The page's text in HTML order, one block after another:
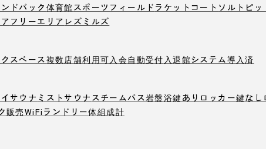
ドバック 体育館スポーツフィールド ラケットコート ソルトピッ
フリーエリア レズミルズ
スペース複数店舗利用可入会自動受付 入退館システム導入済
イサウナ ミストサウナ スチームバス岩盤浴鍵ありロッカー鍵なし
販売WiFi ランドリー体組成計